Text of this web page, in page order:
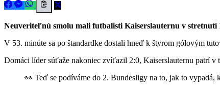
Neuveriteľnú smolu mali futbalisti Kaiserslauternu v stretnutí
V 53. minúte sa po štandardke dostali hneď k štyrom gólovým
Domáci líder súťaže nakoniec zvíťazil 2:0, Kaiserslauternu patrí v
👀 Teď se podíváme do 2. Bundesligy na to, jak to vypadá,